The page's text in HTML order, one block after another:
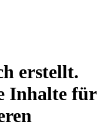
erstellt.
Inhalte für